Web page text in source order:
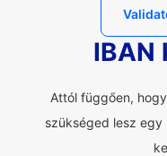
IBAN
Attól függően,
szükséged lesz egy